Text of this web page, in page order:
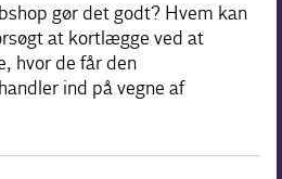
gør det godt? Hvem kan
at kortlægge ved at
hvor de får den
ind på vegne af